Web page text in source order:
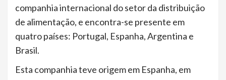
companhia internacional do setor da distribuição
de alimentação, e encontra-se presente em
quatro países: Portugal, Espanha, Argentina e
Brasil.
Esta companhia teve origem em Espanha, em